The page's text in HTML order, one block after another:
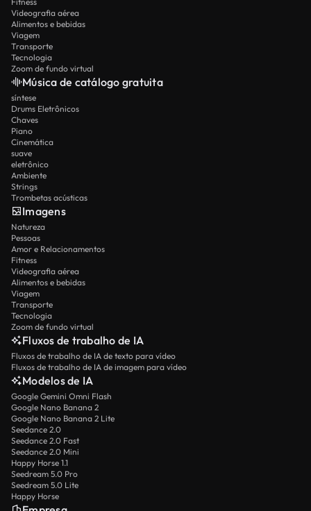
Videografia aérea
Alimentos e bebidas
Viagem
Transporte
Tecnologia
Zoom de fundo virtual
Música de catálogo gratuita
síntese
Drums Eletrônicos
Chaves
Piano
Cinemática
suave
eletrônico
Ambiente
Strings
Trombetas acústicas
Imagens
Natureza
Pessoas
Amor e Relacionamentos
Fitness
Videografia aérea
Alimentos e bebidas
Viagem
Transporte
Tecnologia
Zoom de fundo virtual
Fluxos de trabalho de IA
Fluxos de trabalho de IA de texto para vídeo
Fluxos de trabalho de IA de imagem para vídeo
Modelos de IA
Google Gemini Omni Flash
Google Nano Banana 2
Google Nano Banana 2 Lite
Seedance 2.0
Seedance 2.0 Fast
Seedance 2.0 Mini
Happy Horse 1.1
Seedream 5.0 Pro
Seedream 5.0 Lite
Happy Horse